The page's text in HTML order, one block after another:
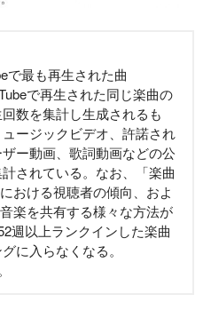
で最も再生された曲
で再生された同じ楽曲の
数を集計し生成されるも
ージックビデオ、許諾され
ー動画、歌詞動画などの公
されている。なお、「楽曲
おける視聴者の傾向、およ
楽を共有する様々な方法が
週以上ランクインした楽曲
に入らなくなる。